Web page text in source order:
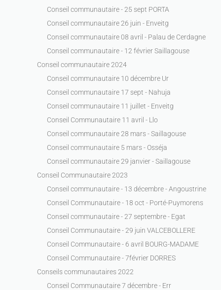
Conseil communautaire - 25 sept PORTA
Conseil communautaire 26 juin - Enveitg
Conseil communautaire 08 avril - Palau de Cerdagne
Conseil communautaire - 12 février Saillagouse
Conseil communautaire 2024
Conseil communautaire 10 décembre Ur
Conseil communautaire 17 sept - Nahuja
Conseil communautaire 11 juillet - Enveitg
Conseil Communautaire 11 avril - Llo
Conseil communautaire 28 mars - Saillagouse
Conseil communautaire 5 mars - Osséja
Conseil communautaire 29 janvier - Saillagouse
Conseil Communautaire 2023
Conseil communautaire - 13 décembre - Angoustrine
Conseil Communautaire - 18 oct - Porté-Puymorens
Conseil communautaire - 27 septembre - Egat
Conseil Communautaire - 29 juin VALCEBOLLERE
Conseil Communautaire - 6 avril BOURG-MADAME
Conseil Communautaire - 7février DORRES
Conseils communautaires 2022
Conseil Communautaire 7 décembre - Err